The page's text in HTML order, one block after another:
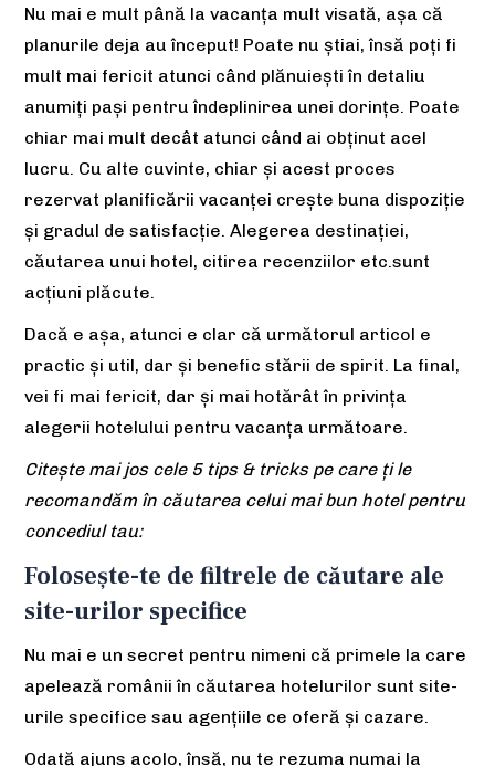
Nu mai e mult până la vacanța mult visată, așa că
planurile deja au început! Poate nu știai, însă poți fi
mult mai fericit atunci când plănuiești în detaliu
anumiți pași pentru îndeplinirea unei dorințe. Poate
chiar mai mult decât atunci când ai obținut acel
lucru. Cu alte cuvinte, chiar și acest proces
rezervat planificării vacanței crește buna dispoziție
și gradul de satisfacție. Alegerea destinației,
căutarea unui hotel, citirea recenziilor etc.sunt
acțiuni plăcute.
Dacă e așa, atunci e clar că următorul articol e
practic și util, dar și benefic stării de spirit. La final,
vei fi mai fericit, dar și mai hotărât în privința
alegerii hotelului pentru vacanța următoare.
Citește mai jos cele 5 tips & tricks pe care ți le
recomandăm în căutarea celui mai bun hotel pentru
concediul tau:
Folosește-te de filtrele de căutare ale
site-urilor specifice
Nu mai e un secret pentru nimeni că primele la care
apelează românii în căutarea hotelurilor sunt site-
urile specifice sau agențiile ce oferă și cazare.
Odată ajuns acolo, însă, nu te rezuma numai la